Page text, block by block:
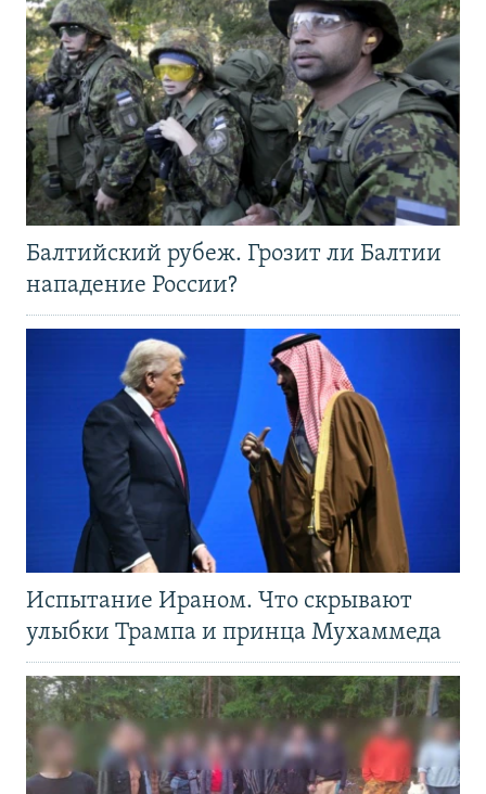
Балтийский рубеж. Грозит ли Балтии
нападение России?
Испытание Ираном. Что скрывают
улыбки Трампа и принца Мухаммеда